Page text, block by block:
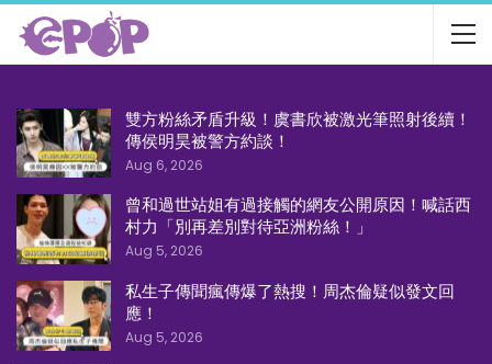
雙方粉絲矛盾升級！虞書欣被激光筆照射後續！
傳侯明昊被警方約談！
Aug 6, 2026
曾和過世站姐有過接觸的網友公開原因！喊話西
村力「別再差別對待亞洲粉絲！」
Aug 5, 2026
私生子傳聞瘋傳爆了熱搜！周杰倫疑似發文回
應！
Aug 5, 2026